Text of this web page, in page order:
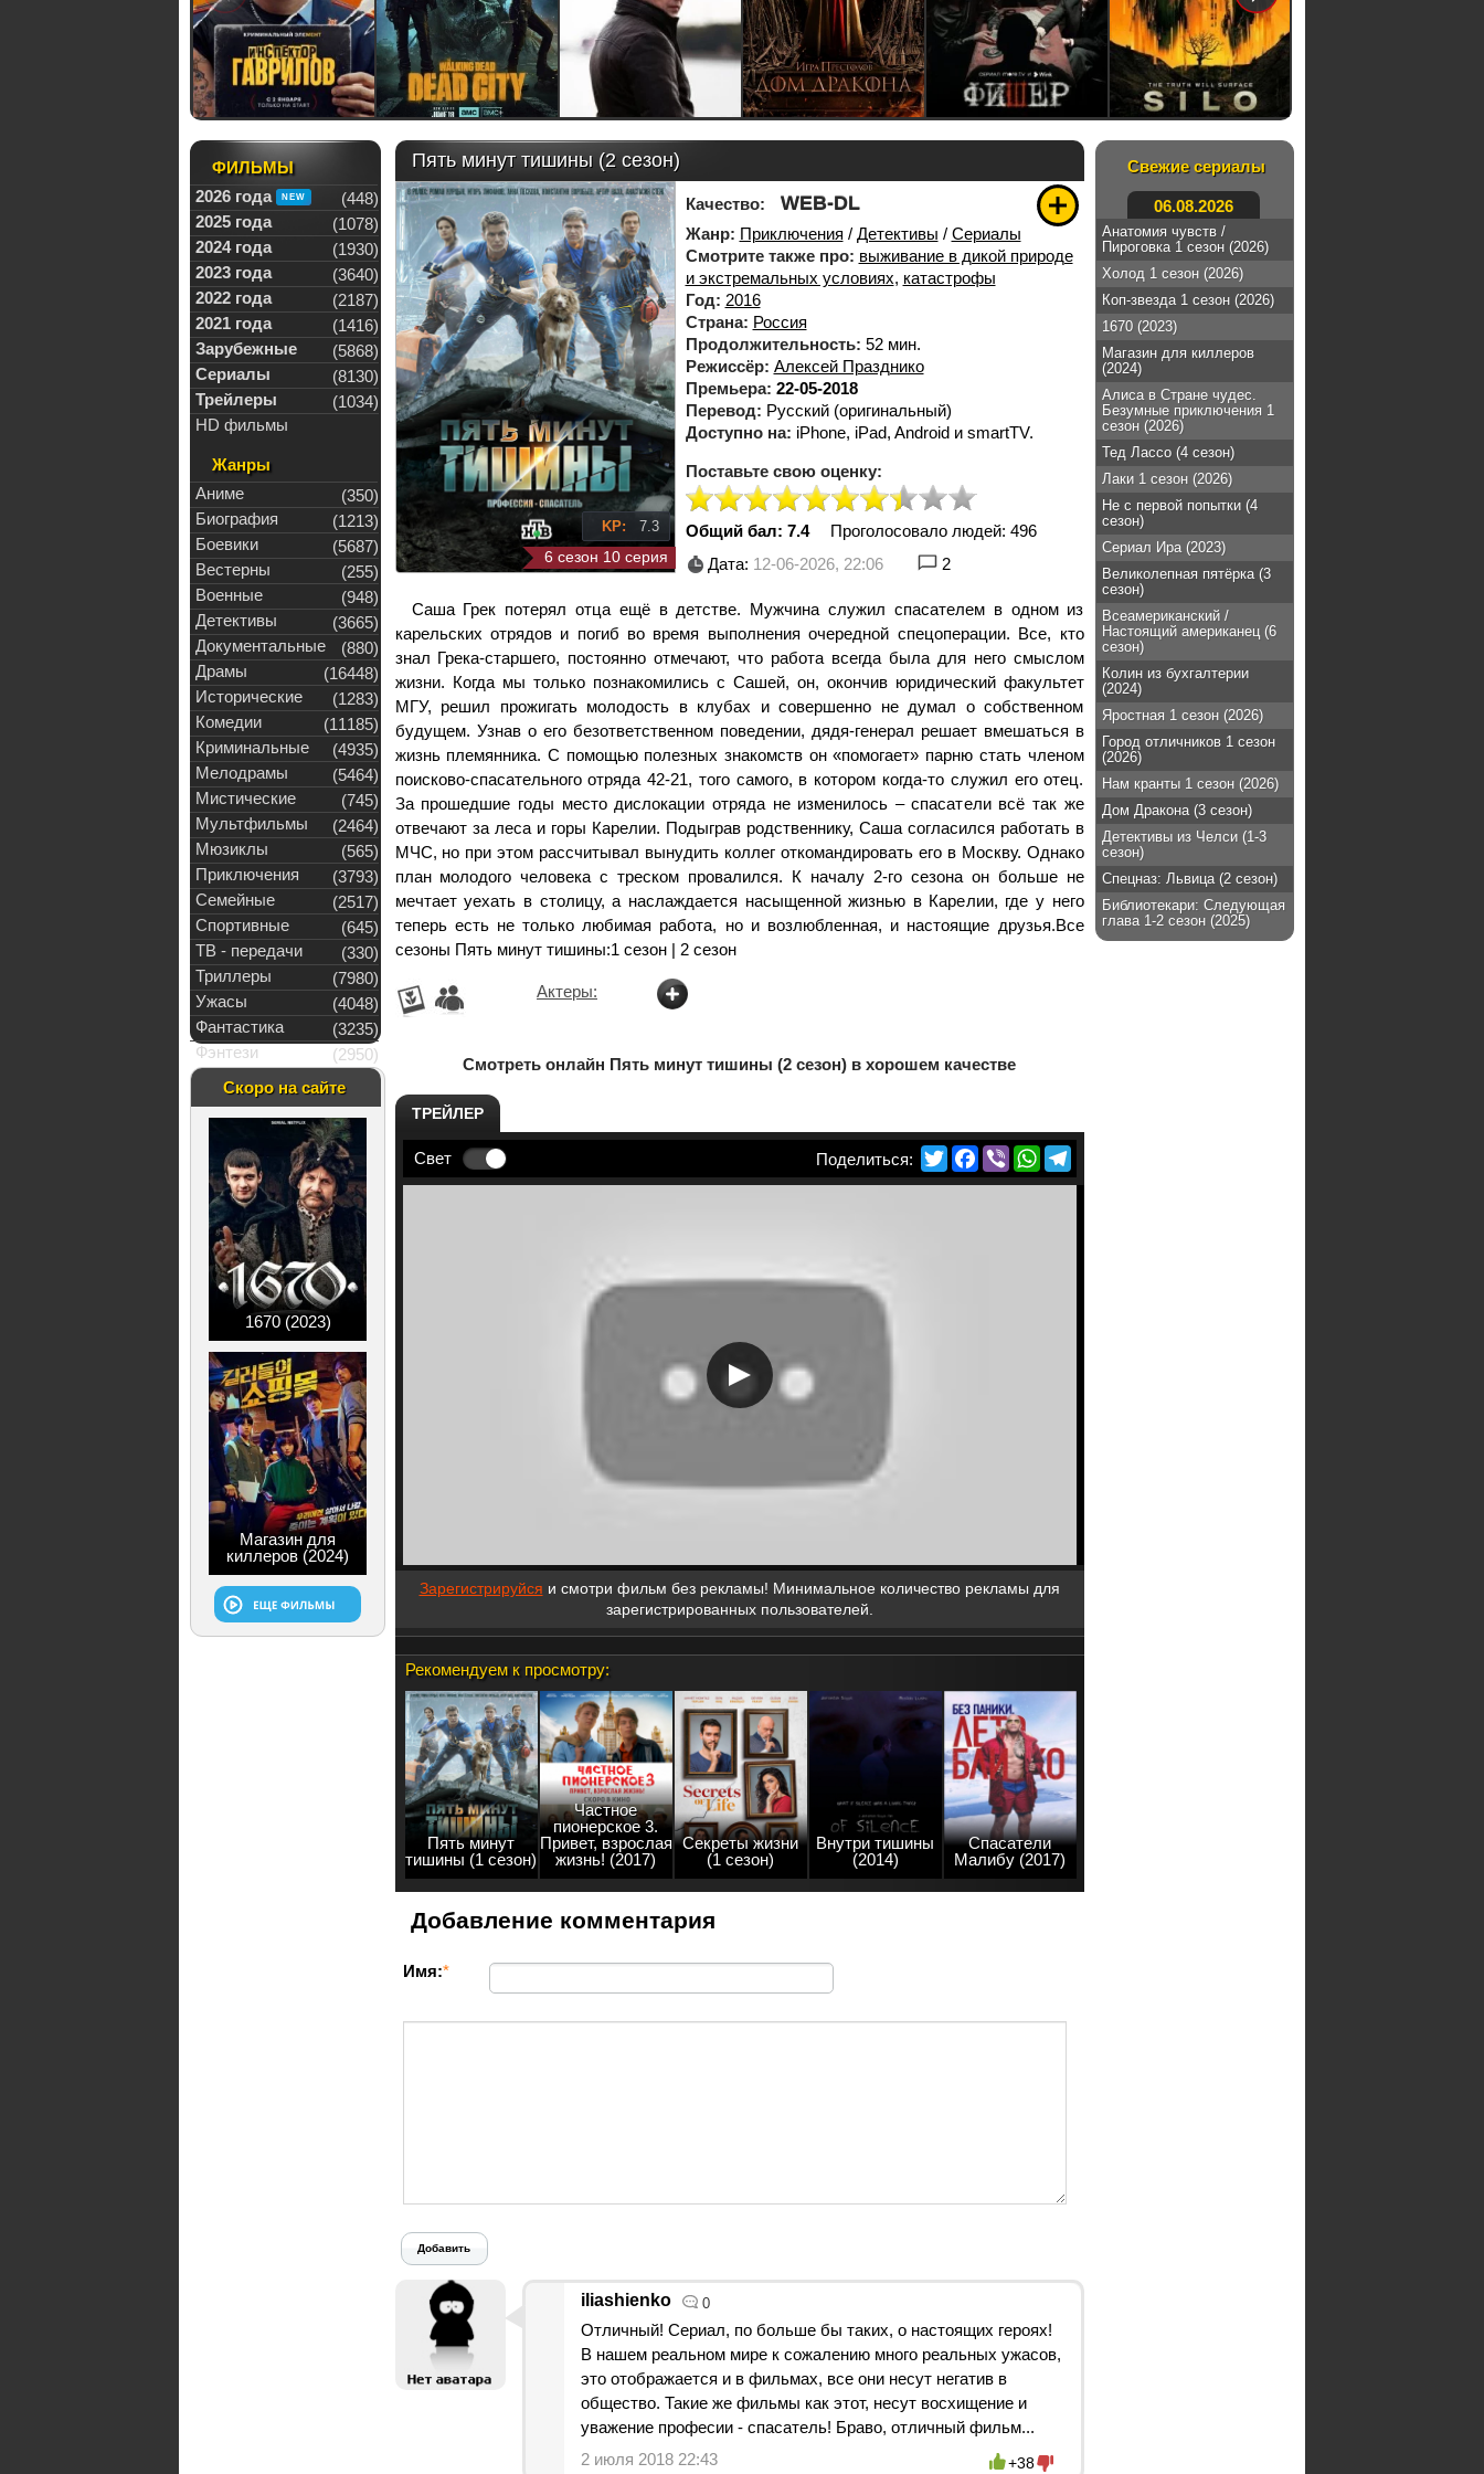
Пять минут тишины (2 сезон)
6 сезон 10 серия
KP: 7.3
Качество: WEB-DL
Жанр: Приключения / Детективы / Сериалы
Смотрите также про: выживание в дикой природе
и экстремальных условиях, катастрофы
Год: 2016
Страна: Россия
Продолжительность: 52 мин.
Режиссёр: Алексей Празднико
Премьера: 22-05-2018
Перевод: Русский (оригинальный)
Доступно на: iPhone, iPad, Android и smartTV.
Поставьте свою оценку:
Общий бал: 7.4 Проголосовало людей: 496
Дата: 12-06-2026, 22:06 2
Саша Грек потерял отца ещё в детстве. Мужчина служил спасателем в одном из
карельских отрядов и погиб во время выполнения очередной спецоперации. Все, кто
знал Грека-старшего, постоянно отмечают, что работа всегда была для него смыслом
жизни. Когда мы только познакомились с Сашей, он, окончив юридический факультет
МГУ, решил прожигать молодость в клубах и совершенно не думал о собственном
будущем. Узнав о его безответственном поведении, дядя-генерал решает вмешаться в
жизнь племянника. С помощью полезных знакомств он «помогает» парню стать членом
поисково-спасательного отряда 42-21, того самого, в котором когда-то служил его отец.
За прошедшие годы место дислокации отряда не изменилось – спасатели всё так же
отвечают за леса и горы Карелии. Подыграв родственнику, Саша согласился работать в
МЧС, но при этом рассчитывал вынудить коллег откомандировать его в Москву. Однако
план молодого человека с треском провалился. К началу 2-го сезона он больше не
мечтает уехать в столицу, а наслаждается насыщенной жизнью в Карелии, где у него
теперь есть не только любимая работа, но и возлюбленная, и настоящие друзья.Все
сезоны Пять минут тишины:1 сезон | 2 сезон
Актеры:
Смотреть онлайн Пять минут тишины (2 сезон) в хорошем качестве
ТРЕЙЛЕР
Свет TwitterFacebook
ViberWhatsApp
Telegram
Зарегистрируйся и смотри фильм без рекламы! Минимальное количество рекламы для
зарегистрированных пользователей.
Рекомендуем к просмотру:
Пять минут
тишины (1 сезон)
Частное
пионерское 3.
Привет, взрослая
жизнь! (2017)
Секреты жизни
(1 сезон)
Внутри тишины
(2014)
Спасатели
Малибу (2017)
Добавление комментария
Имя:*
Добавить
iliashienko 0
Отличный! Сериал, по больше бы таких, о настоящих героях!
В нашем реальном мире к сожалению много реальных ужасов,
это отображается и в фильмах, все они несут негатив в
общество. Такие же фильмы как этот, несут восхищение и
уважение професии - спасатель! Браво, отличный фильм...
2 июля 2018 22:43
+38
ФИЛЬМЫ
2026 года
(448)
2025 года
(1078)
2024 года
(1930)
2023 года
(3640)
2022 года
(2187)
2021 года
(1416)
Зарубежные
(5868)
Сериалы
(8130)
Трейлеры
(1034)
HD фильмы
Жанры
Аниме
(350)
Биография
(1213)
Боевики
(5687)
Вестерны
(255)
Военные
(948)
Детективы
(3665)
Документальные
(880)
Драмы
(16448)
Исторические
(1283)
Комедии
(11185)
Криминальные
(4935)
Мелодрамы
(5464)
Мистические
(745)
Мультфильмы
(2464)
Мюзиклы
(565)
Приключения
(3793)
Семейные
(2517)
Спортивные
(645)
ТВ - передачи
(330)
Триллеры
(7980)
Ужасы
(4048)
Фантастика
(3235)
Фэнтези
(2950)
Скоро на сайте
1670 (2023)
Магазин для
киллеров (2024)
Свежие сериалы
06.08.2026
Анатомия чувств /
Пироговка 1 сезон (2026)
Холод 1 сезон (2026)
Коп-звезда 1 сезон (2026)
1670 (2023)
Магазин для киллеров
(2024)
Алиса в Стране чудес.
Безумные приключения 1
сезон (2026)
Тед Лассо (4 сезон)
Лаки 1 сезон (2026)
Не с первой попытки (4
сезон)
Сериал Ира (2023)
Великолепная пятёрка (3
сезон)
Всеамериканский /
Настоящий американец (6
сезон)
Колин из бухгалтерии
(2024)
Яростная 1 сезон (2026)
Город отличников 1 сезон
(2026)
Нам кранты 1 сезон (2026)
Дом Дракона (3 сезон)
Детективы из Челси (1-3
сезон)
Спецназ: Львица (2 сезон)
Библиотекари: Следующая
глава 1-2 сезон (2025)